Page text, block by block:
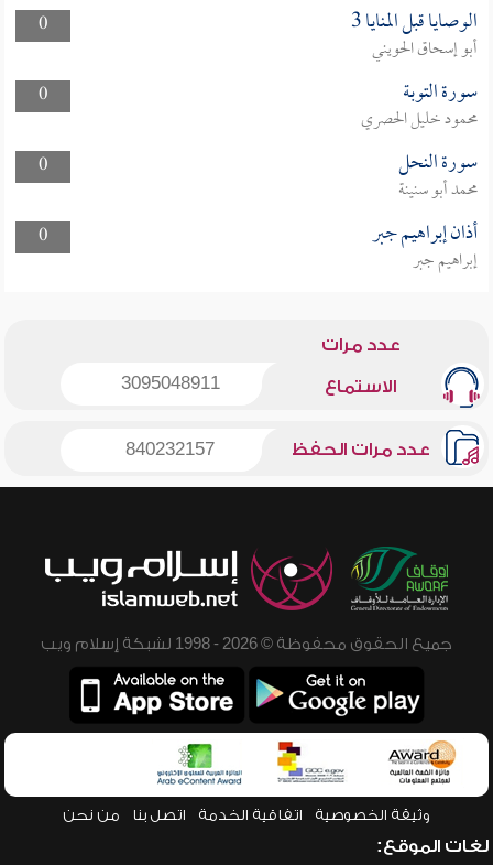
0
الوصايا قبل المنايا 3
أبو إسحاق الحويني
0
سورة التوبة
محمود خليل الحصري
0
سورة النحل
محمد أبو سنينة
0
أذان إبراهيم جبر
إبراهيم جبر
عدد مرات
الاستماع 3095048911
عدد مرات الحفظ 840232157
جميع الحقوق محفوظة © 2026 - 1998 لشبكة إسلام ويب
وثيقة الخصوصية اتفاقية الخدمة اتصل بنا من نحن
لغات الموقع: